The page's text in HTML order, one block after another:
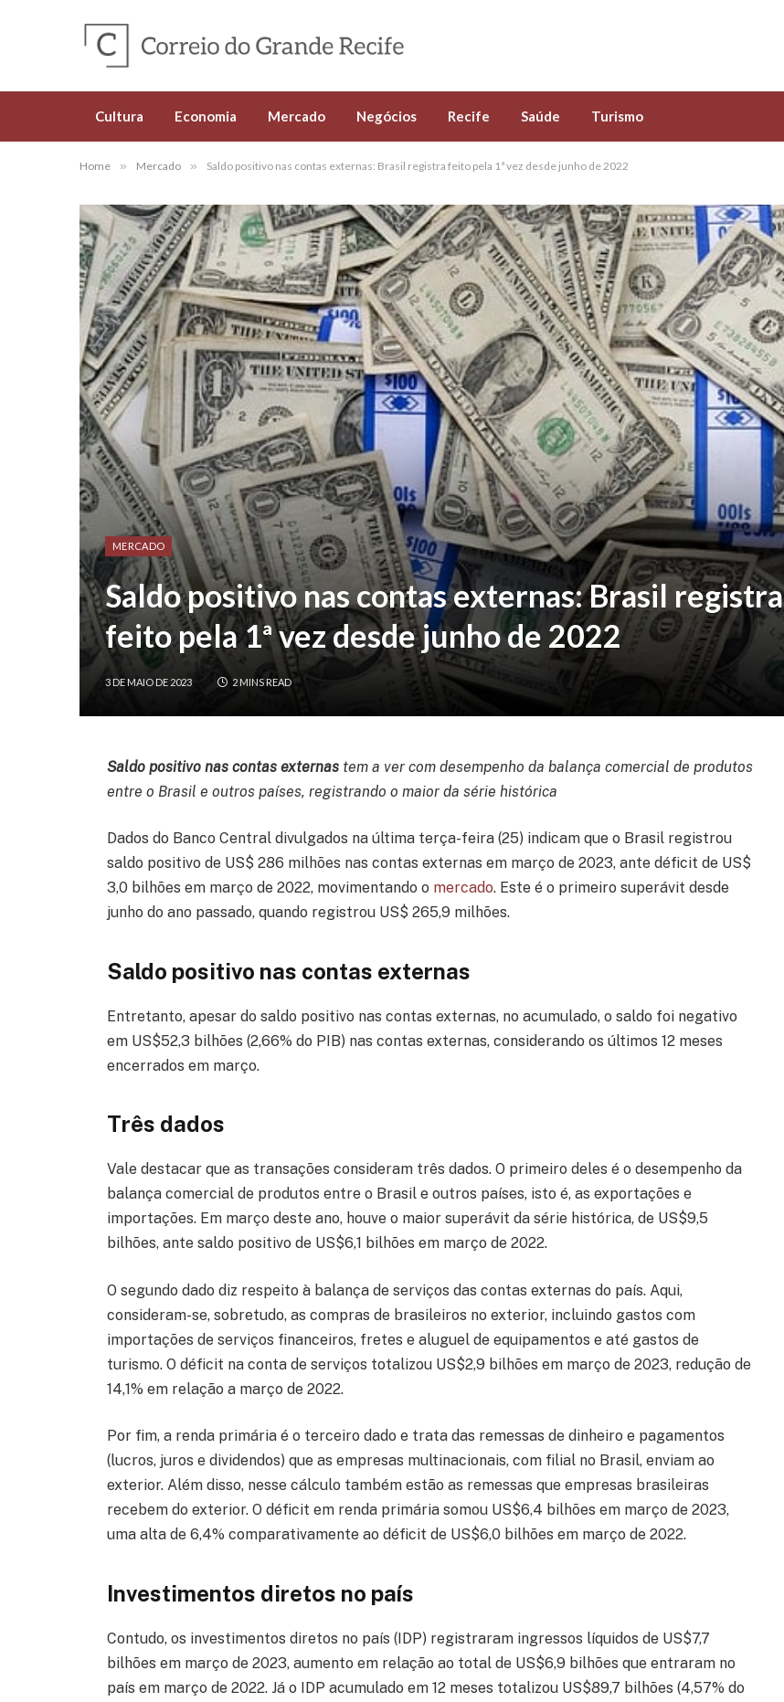
Cultura Economia Mercado Negócios Recife Saúde Turismo
Home » Mercado » Saldo positivo nas contas externas: Brasil registra feito pela 1ª vez desde junho de 2022
MERCADO
Saldo positivo nas contas externas: Brasil registra
feito pela 1ª vez desde junho de 2022
3 DE MAIO DE 2023 2 MINS READ
Saldo positivo nas contas externas tem a ver com desempenho da balança comercial de produtos
entre o Brasil e outros países, registrando o maior da série histórica
Dados do Banco Central divulgados na última terça-feira (25) indicam que o Brasil registrou
saldo positivo de US$ 286 milhões nas contas externas em março de 2023, ante déficit de US$
3,0 bilhões em março de 2022, movimentando o mercado. Este é o primeiro superávit desde
junho do ano passado, quando registrou US$ 265,9 milhões.
Saldo positivo nas contas externas
Entretanto, apesar do saldo positivo nas contas externas, no acumulado, o saldo foi negativo
em US$52,3 bilhões (2,66% do PIB) nas contas externas, considerando os últimos 12 meses
encerrados em março.
Três dados
Vale destacar que as transações consideram três dados. O primeiro deles é o desempenho da
balança comercial de produtos entre o Brasil e outros países, isto é, as exportações e
importações. Em março deste ano, houve o maior superávit da série histórica, de US$9,5
bilhões, ante saldo positivo de US$6,1 bilhões em março de 2022.
O segundo dado diz respeito à balança de serviços das contas externas do país. Aqui,
consideram-se, sobretudo, as compras de brasileiros no exterior, incluindo gastos com
importações de serviços financeiros, fretes e aluguel de equipamentos e até gastos de
turismo. O déficit na conta de serviços totalizou US$2,9 bilhões em março de 2023, redução de
14,1% em relação a março de 2022.
Por fim, a renda primária é o terceiro dado e trata das remessas de dinheiro e pagamentos
(lucros, juros e dividendos) que as empresas multinacionais, com filial no Brasil, enviam ao
exterior. Além disso, nesse cálculo também estão as remessas que empresas brasileiras
recebem do exterior. O déficit em renda primária somou US$6,4 bilhões em março de 2023,
uma alta de 6,4% comparativamente ao déficit de US$6,0 bilhões em março de 2022.
Investimentos diretos no país
Contudo, os investimentos diretos no país (IDP) registraram ingressos líquidos de US$7,7
bilhões em março de 2023, aumento em relação ao total de US$6,9 bilhões que entraram no
país em março de 2022. Já o IDP acumulado em 12 meses totalizou US$89,7 bilhões (4,57% do